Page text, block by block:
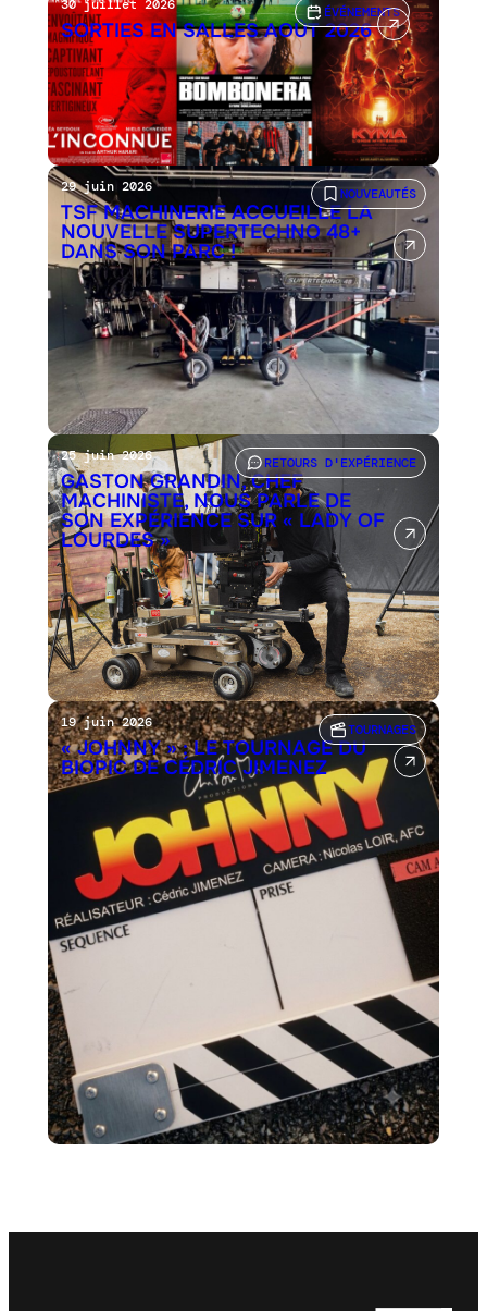
ÉVÉNEMENTS
30 juillet 2026
SORTIES EN SALLES AOÛT 2026
NOUVEAUTÉS
29 juin 2026
TSF MACHINERIE ACCUEILLE LA
NOUVELLE SUPERTECHNO 48+
DANS SON PARC !
RETOURS D'EXPÉRIENCE
25 juin 2026
GASTON GRANDIN, CHEF
MACHINISTE, NOUS PARLE DE
SON EXPÉRIENCE SUR « LADY OF
LOURDES »
TOURNAGES
19 juin 2026
« JOHNNY » : LE TOURNAGE DU
BIOPIC DE CÉDRIC JIMENEZ